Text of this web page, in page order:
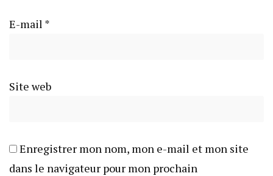
E-mail *
Site web
Enregistrer mon nom, mon e-mail et mon site
dans le navigateur pour mon prochain